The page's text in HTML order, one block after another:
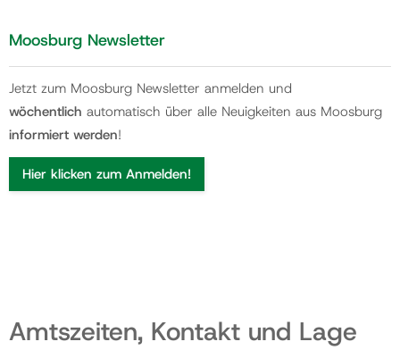
Moosburg Newsletter
Jetzt zum Moosburg Newsletter anmelden und
wöchentlich automatisch über alle Neuigkeiten aus Moosburg
informiert werden!
Hier klicken zum Anmelden!
Amtszeiten, Kontakt und Lage